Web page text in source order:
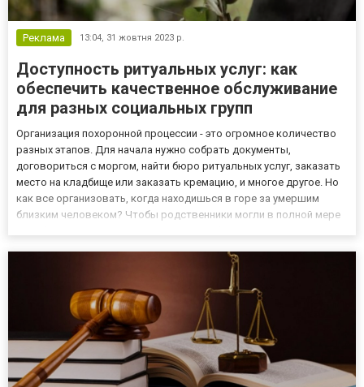
Реклама 13:04, 31 жовтня 2023 р.
Доступность ритуальных услуг: как
обеспечить качественное обслуживание
для разных социальных групп
Организация похоронной процессии - это огромное количество
разных этапов. Для начала нужно собрать документы,
договориться с моргом, найти бюро ритуальных услуг, заказать
место на кладбище или заказать кремацию, и многое другое. Но
как все организовать, когда находишься в горе за умершим
близким человеком? Чтобы родственники могли в полной мере